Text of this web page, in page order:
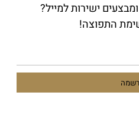
ישירות למייל?
התפוצה!